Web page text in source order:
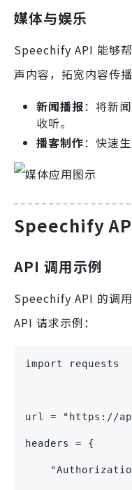
媒体与娱乐
Speechify API 能够
声内容，拓宽内容传播
新闻播报：将新
收听。
播客制作：快速
Speechify
API 调用示例
Speechify API 的调
API 请求示例：
import requests
url = "https://
headers = {